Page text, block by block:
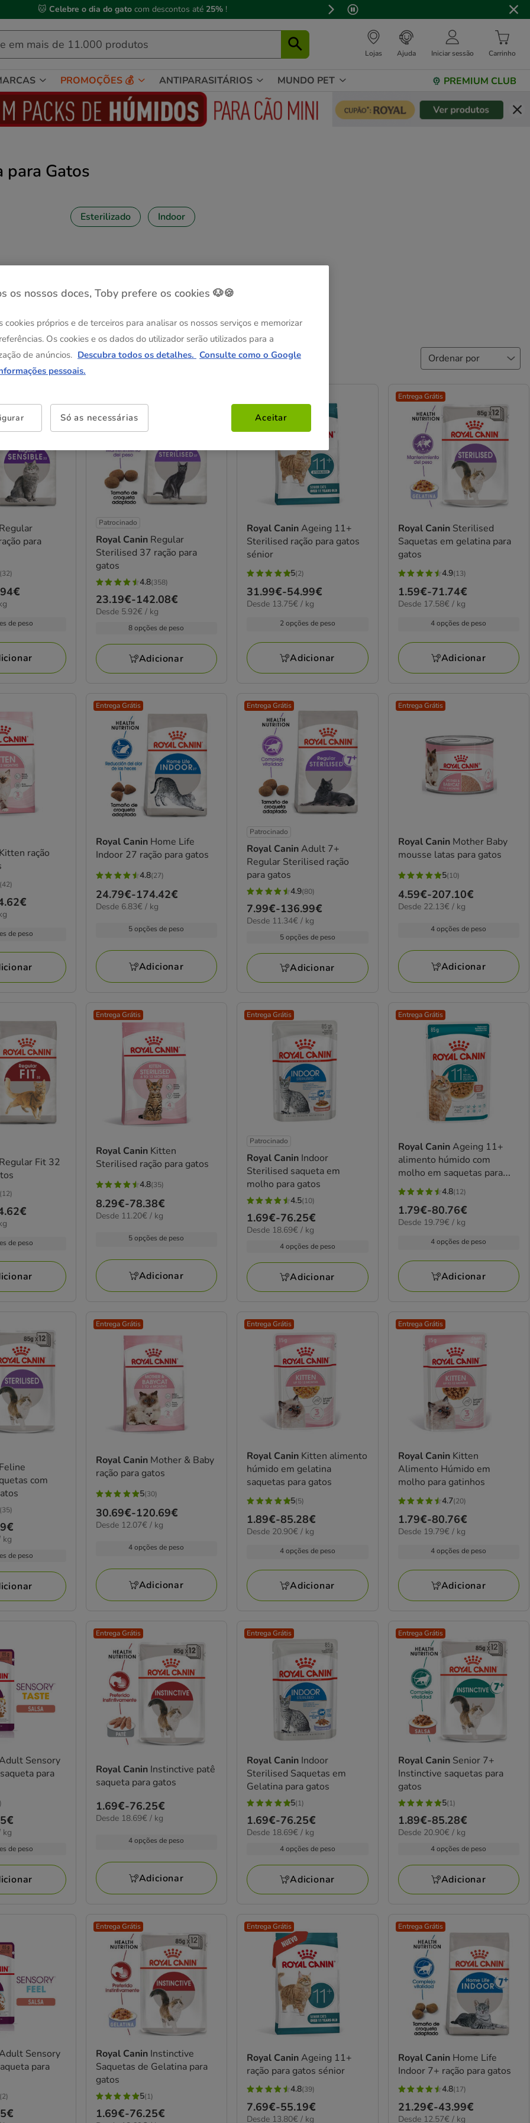
📅 Compre até às13h00 e receba a sua encomenda nopróximo dia útil
Lojas Ajuda Iniciar sessão Carrinho
PROMOÇÕES 💰 ANTIPARASITÁRIOS MUNDO PET PREMIUM CLUB
para Gatos
Esterilizado Indoor
Regular
para
(32)
de peso
Patrocinado
Royal Canin Regular
Sterilised 37 ração para
gatos
4.8
estrelas
com
avaliações
4.8(358)
Preço
de
142.08€
23.19€-142.08€
5.92€
Desde 5.92€ / kg
8 opções de peso
Adicionar
Royal CaninAgeing 11+
Sterilised ração para gatos
sénior
5
estrelas
com
5(2)
Preço
de
54.99€
31.99€-54.99€
13.75€
Desde 13.75€ / kg
2 opções de peso
Adicionar
Entrega Grátis
Royal Canin Sterilised
Saquetas em gelatina para
gatos
4.9
estrelas
com
4.9(13)
Preço
de
71.74€
1.59€-71.74€
17.58€
Desde 17.58€ / kg
4 opções de peso
Adicionar
Kitten ração
(42)
de peso
Entrega Grátis
Royal Canin Home Life
Indoor 27 ração para gatos
4.8
estrelas
com
4.8(27)
Preço
de
174.42€
24.79€-174.42€
6.83€
Desde 6.83€ / kg
5 opções de peso
Adicionar
Entrega Grátis
Patrocinado
Royal CaninAdult 7+
Regular Sterilised ração
para gatos
4.9
estrelas
com
avaliações
4.9(80)
Preço
de
136.99€
7.99€-136.99€
11.34€
Desde 11.34€ / kg
5 opções de peso
Adicionar
Entrega Grátis
Royal Canin Mother Baby
mousse latas para gatos
5
estrelas
com
5(10)
Preço
de
207.10€
4.59€-207.10€
22.13€
Desde 22.13€ / kg
4 opções de peso
Adicionar
Regular Fit 32
(12)
de peso
Entrega Grátis
Royal Canin Kitten
Sterilised ração para gatos
4.8
estrelas
com
4.8(35)
Preço
de
78.38€
8.29€-78.38€
11.20€
Desde 11.20€ / kg
5 opções de peso
Adicionar
Entrega Grátis
Patrocinado
Royal Canin Indoor
Sterilised saqueta em
molho para gatos
4.5
estrelas
com
avaliações
4.5(10)
Preço
de
76.25€
1.69€-76.25€
18.69€
Desde 18.69€ / kg
4 opções de peso
Adicionar
Entrega Grátis
Royal CaninAgeing 11+
alimento húmido com
molho em saquetas para
gatos sénior
4.8
estrelas
com
4.8(12)
Preço
de
80.76€
1.79€-80.76€
19.79€
Desde 19.79€ / kg
4 opções de peso
Adicionar
Feline
com
(35)
kg
de peso
Entrega Grátis
Royal Canin Mother & Baby
ração para gatos
5
estrelas
com
5(30)
Preço
de
120.69€
30.69€-120.69€
12.07€
Desde 12.07€ / kg
4 opções de peso
Adicionar
Entrega Grátis
Royal Canin Kitten alimento
húmido em gelatina
saquetas para gatos
5
estrelas
com
5(5)
Preço
de
85.28€
1.89€-85.28€
20.90€
Desde 20.90€ / kg
4 opções de peso
Adicionar
Entrega Grátis
Royal Canin Kitten
Alimento Húmido em
molho para gatinhos
4.7
estrelas
com
4.7(20)
Preço
de
80.76€
1.79€-80.76€
19.79€
Desde 19.79€ / kg
4 opções de peso
Adicionar
Sensory
para
kg
de peso
Entrega Grátis
Royal Canin Instinctive patê
saqueta para gatos
Preço
de
76.25€
1.69€-76.25€
18.69€
Desde 18.69€ / kg
4 opções de peso
Adicionar
Entrega Grátis
Royal Canin Indoor
Sterilised Saquetas em
Gelatina para gatos
5
estrelas
com
avaliações
5(1)
Preço
de
76.25€
1.69€-76.25€
18.69€
Desde 18.69€ / kg
4 opções de peso
Adicionar
Entrega Grátis
Royal Canin Senior 7+
Instinctive saquetas para
gatos
5
estrelas
com
avaliações
5(1)
Preço
de
85.28€
1.89€-85.28€
20.90€
Desde 20.90€ / kg
4 opções de peso
Adicionar
Sensory
para
(2)
Entrega Grátis
Royal Canin Instinctive
Saquetas de Gelatina para
gatos
5
estrelas
5(1)
Preço
1.69€-76.25€
Entrega Grátis
Royal CaninAgeing 11+
ração para gatos sénior
4.8
estrelas
4.8(39)
Preço
7.69€-55.19€
13.80€
Desde 13.80€ / kg
Entrega Grátis
Royal Canin Home Life
Indoor 7+ ração para gatos
4.8
estrelas
4.8(17)
Preço
21.29€-43.99€
12.57€
Desde 12.57€ / kg
os nossos doces, Toby prefere os cookies 🐶🍪
cookies próprios e de terceiros para analisar os nossos serviços e memorizar
Os cookies e os dados do utilizador serão utilizados para a
de anúncios. Descubra todos os detalhes. Consulte como o Google
pessoais.
Só as necessárias Aceitar